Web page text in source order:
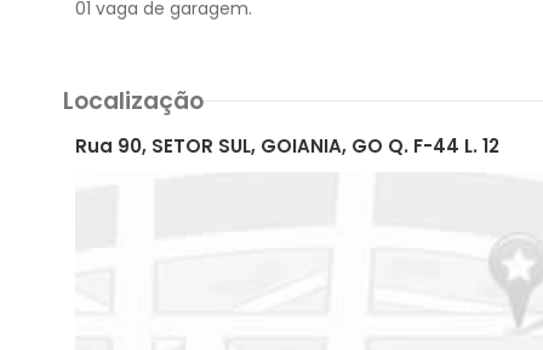
Localização
Rua 90, SETOR SUL, GOIANIA, GO Q. F-44 L. 12